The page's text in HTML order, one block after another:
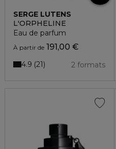
SERGE LUTENS
L'ORPHELINE
Eau de parfum
À partir de 191,00 €
2 formats
4.9 21